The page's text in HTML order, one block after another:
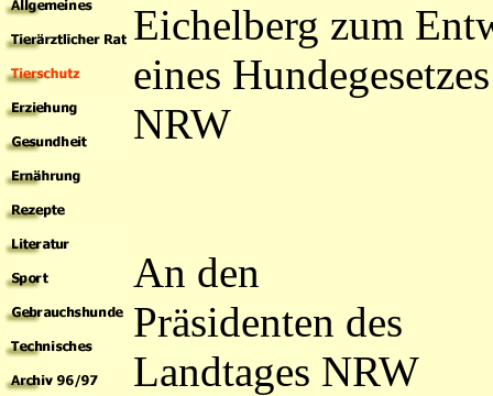
Eichelberg zum
eines Hundegesetzes
NRW
An den
Präsidenten des
Landtages NRW